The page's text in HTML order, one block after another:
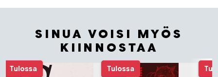
SINUA VOISI MYÖS
KIINNOSTAA
Tuoteluettelon alku
Tulossa Tulossa